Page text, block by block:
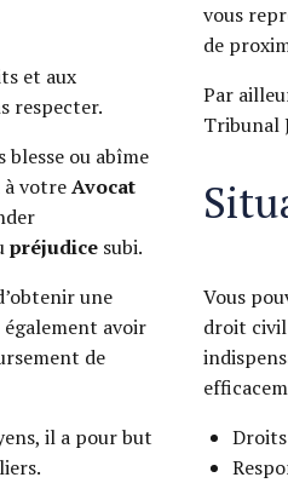
et aux
respecter.
blesse ou abîme
à votreAvocat
préjudice subi.
une
avoir
de
il a pour but
vous
de
Par
Tribunal
Vous
droit